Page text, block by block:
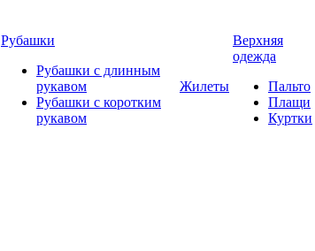
Рубашки
Рубашки с длинным
рукавом
Рубашки с коротким
рукавом
Жилеты
Верхняя
одежда
Пальто
Плащи
Куртки